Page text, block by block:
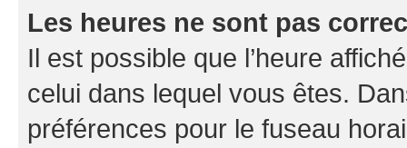
Les heures ne sont pas
Il est possible que l’heure
celui dans lequel vous êtes.
préférences pour le fuseau